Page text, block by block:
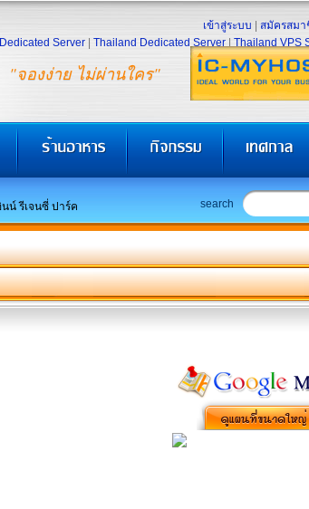
"จองง่าย ไม่ผ่านใคร"
เข้าสู่ระบบ สมัครสมา
Dedicated Server
Thailand Dedicated Server Thailand VPS
นน์ รีเจนซี่ ปาร์ค search